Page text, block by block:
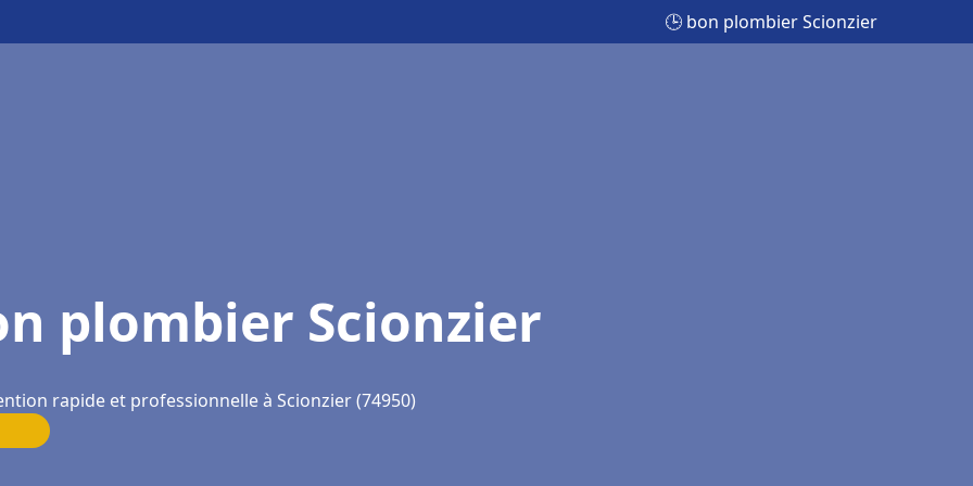
🕒 bon plombier Scionzier
plombier Scionzier
rapide et professionnelle à Scionzier (74950)